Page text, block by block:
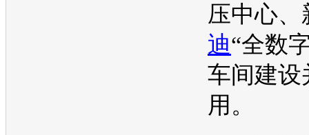
压中心、
迪“全数
车间建设
用。